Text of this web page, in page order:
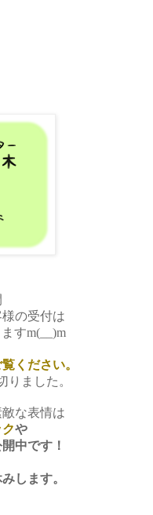
の受付は
すm(__)m
ください。
ました。
な表情は
や
中です！
します。